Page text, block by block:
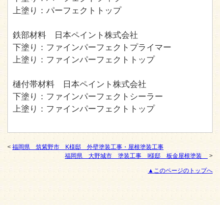
上塗り：パーフェクトトップ
鉄部材料 日本ペイント株式会社
下塗り：ファインパーフェクトプライマー
上塗り：ファインパーフェクトトップ
樋付帯材料 日本ペイント株式会社
下塗り：ファインパーフェクトシーラー
上塗り：ファインパーフェクトトップ
< 福岡県 筑紫野市 K様邸 外壁塗装工事・屋根塗装工事
福岡県 大野城市 塗装工事 I様邸 板金屋根塗装
>
▲このページのトップへ